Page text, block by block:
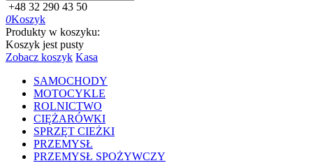
+48 32 290 43 50
0Koszyk
Produkty w koszyku:
Koszyk jest pusty
Zobacz koszyk Kasa
SAMOCHODY
MOTOCYKLE
ROLNICTWO
CIĘŻARÓWKI
SPRZĘT CIEŻKI
PRZEMYSŁ
PRZEMYSŁ SPOŻYWCZY